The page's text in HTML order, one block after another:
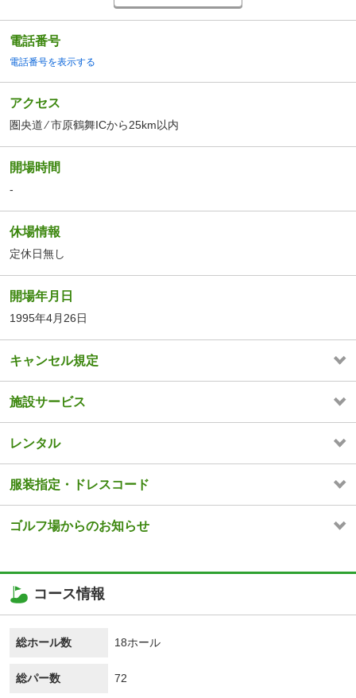
電話番号
電話番号を表示する
アクセス
圏央道 ⁄ 市原鶴舞ICから25km以内
開場時間
-
休場情報
定休日無し
開場年月日
1995年4月26日
キャンセル規定
施設サービス
レンタル
服装指定・ドレスコード
ゴルフ場からのお知らせ
コース情報
総ホール数 18ホール
総パー数 72